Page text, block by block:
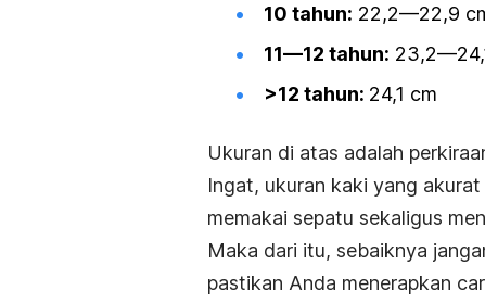
10 tahun: 22,2—22,9
11—12 tahun:
>12 tahun: 24,1 cm
Ukuran di atas adalah
Ingat, ukuran kaki yang
memakai sepatu sekaligus
Maka dari itu, sebaiknya
pastikan Anda menerapkan